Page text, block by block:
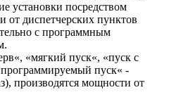
установки посредством
от диспетчерских пунктов
с программным
«мягкий пуск«, «пуск с
пуск« -
производятся мощности от